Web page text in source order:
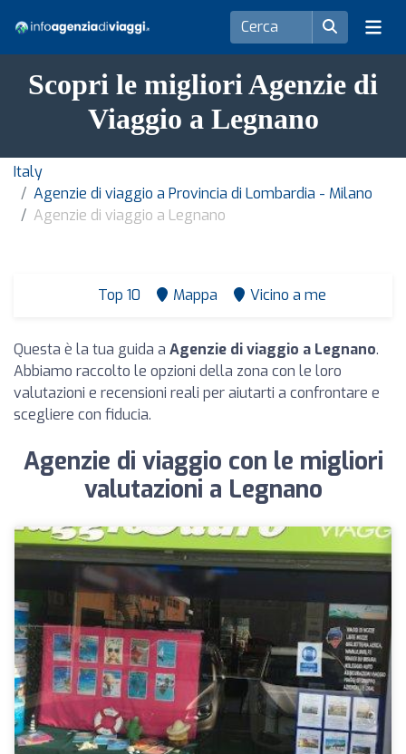
Scopri le migliori Agenzie di
Viaggio a Legnano
Italy
Agenzie di viaggio a Provincia di Lombardia - Milano
Agenzie di viaggio a Legnano
Top 10 Mappa Vicino a me
Questa è la tua guida a Agenzie di viaggio a Legnano.
Abbiamo raccolto le opzioni della zona con le loro
valutazioni e recensioni reali per aiutarti a confrontare e
scegliere con fiducia.
Agenzie di viaggio con le migliori
valutazioni a Legnano